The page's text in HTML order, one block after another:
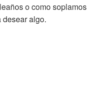
o como soplamos
algo.